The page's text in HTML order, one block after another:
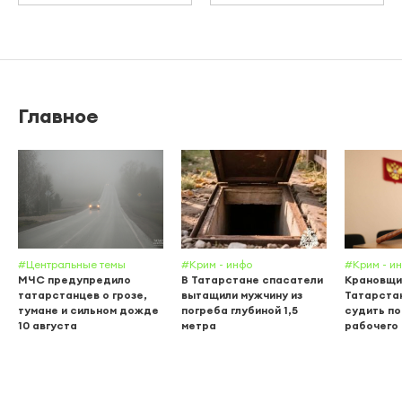
Главное
#Центральные темы
МЧС предупредило
татарстанцев о грозе,
тумане и сильном дожде
10 августа
#Крим - инфо
В Татарстане спасатели
вытащили мужчину из
погреба глубиной 1,5
метра
#Крим -
судить